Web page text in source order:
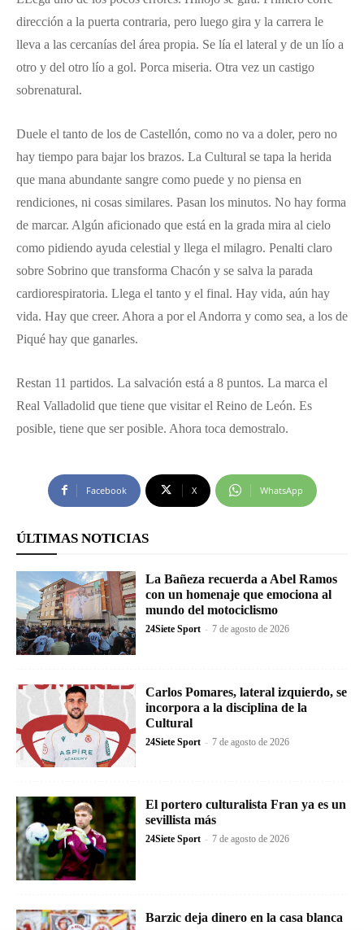
dirección a la puerta contraria, pero luego gira y la carrera le
lleva a las cercanías del área propia. Se lía el lateral y de un lío a
otro y del otro lío a gol. Porca miseria. Otra vez un castigo
sobrenatural.
Duele el tanto de los de Castellón, como no va a doler, pero no
hay tiempo para bajar los brazos. La Cultural se tapa la herida
que mana abundante sangre como puede y no piensa en
rendiciones, ni cosas similares. Pasan los minutos. No hay forma
de marcar. Algún aficionado que está en la grada mira al cielo
como pidiendo ayuda celestial y llega el milagro. Penalti claro
sobre Sobrino que transforma Chacón y se salva la parada
cardiorespiratoria. Llega el tanto y el final. Hay vida, aún hay
vida. Hay que creer. Ahora a por el Andorra y como sea, a los de
Piqué hay que ganarles.
Restan 11 partidos. La salvación está a 8 puntos. La marca el
Real Valladolid que tiene que visitar el Reino de León. Es
posible, tiene que ser posible. Ahora toca demostralo.
Facebook X WhatsApp
ÚLTIMAS NOTICIAS
La Bañeza recuerda a Abel Ramos
con un homenaje que emociona al
mundo del motociclismo
24Siete Sport - 7 de agosto de 2026
Carlos Pomares, lateral izquierdo, se
incorpora a la disciplina de la
Cultural
24Siete Sport - 7 de agosto de 2026
El portero culturalista Fran ya es un
sevillista más
24Siete Sport - 7 de agosto de 2026
Barzic deja dinero en la casa blanca